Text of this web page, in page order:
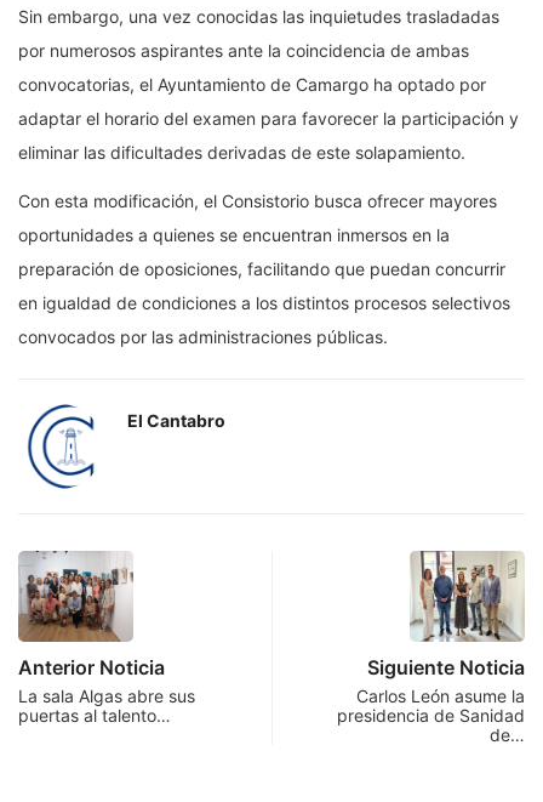
Sin embargo, una vez conocidas las inquietudes trasladadas
por numerosos aspirantes ante la coincidencia de ambas
convocatorias, el Ayuntamiento de Camargo ha optado por
adaptar el horario del examen para favorecer la participación y
eliminar las dificultades derivadas de este solapamiento.
Con esta modificación, el Consistorio busca ofrecer mayores
oportunidades a quienes se encuentran inmersos en la
preparación de oposiciones, facilitando que puedan concurrir
en igualdad de condiciones a los distintos procesos selectivos
convocados por las administraciones públicas.
El Cantabro
Anterior Noticia
La sala Algas abre sus
puertas al talento…
Siguiente Noticia
Carlos León asume la
presidencia de Sanidad
de…